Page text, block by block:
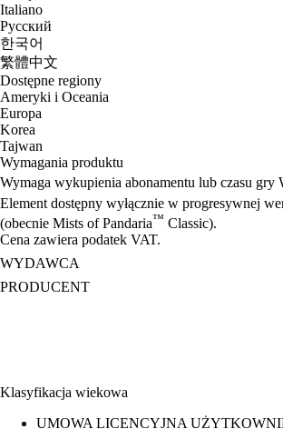
Italiano
Русский
한국어
繁體中文
Dostępne regiony
Ameryki i Oceania
Europa
Korea
Tajwan
Wymagania produktu
Wymaga wykupienia abonamentu lub czasu gry
Element dostępny wyłącznie w progresywnej
(obecnie Mists of Pandaria™ Classic).
Cena zawiera podatek VAT.
WYDAWCA
PRODUCENT
Klasyfikacja wiekowa
UMOWA LICENCYJNA